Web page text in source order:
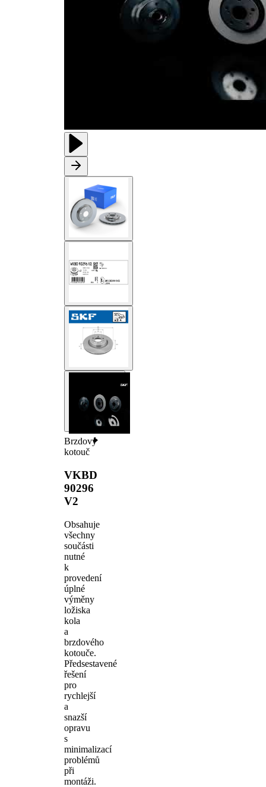
Brzdový
kotouč
VKBD
90296
V2
Obsahuje
všechny
součásti
nutné
k
provedení
úplné
výměny
ložiska
kola
a
brzdového
kotouče.
Předsestavené
řešení
pro
rychlejší
a
snazší
opravu
s
minimalizací
problémů
při
montáži.